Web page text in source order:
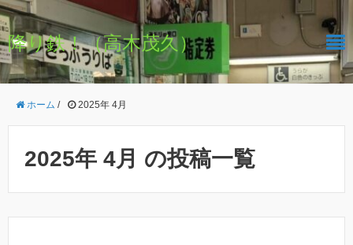
降り鉄！（高木茂久）
ホーム / 2025年 4月
2025年 4月 の投稿一覧